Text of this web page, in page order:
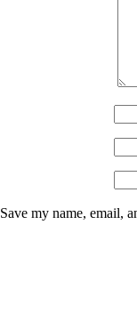
Save my name, email,